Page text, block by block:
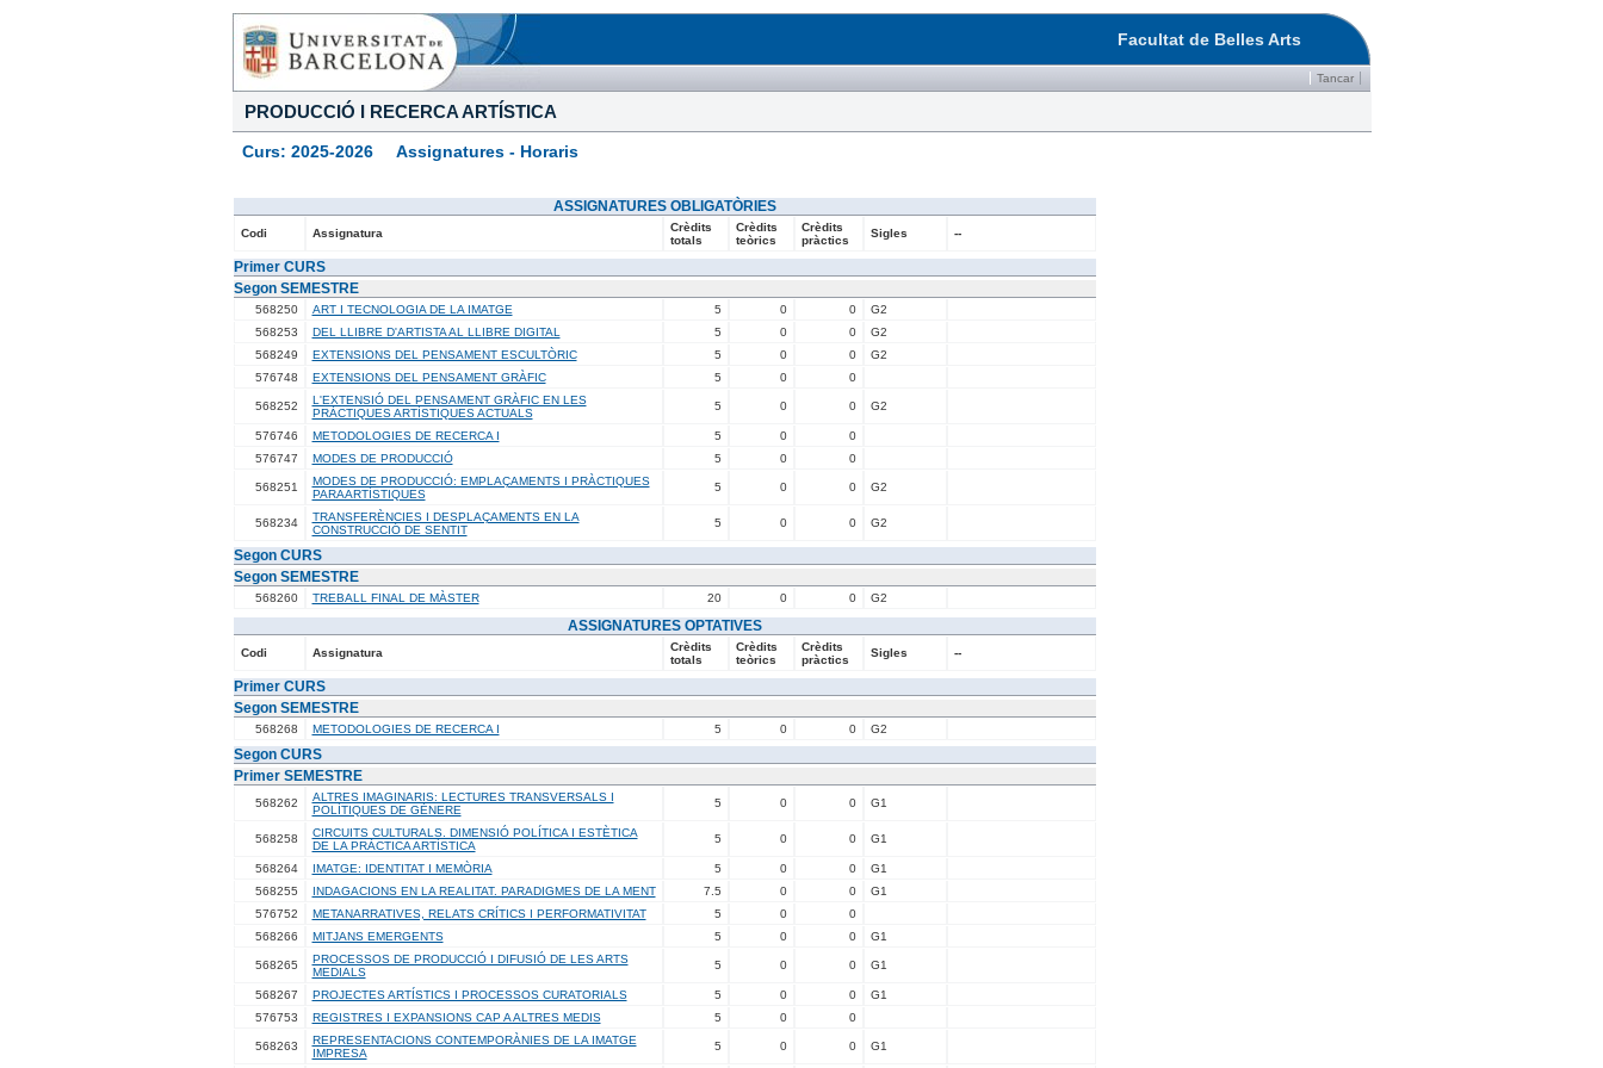
Facultat de Belles Arts
Tancar
PRODUCCIÓ I RECERCA ARTÍSTICA
Curs: 2025-2026 Assignatures - Horaris
ASSIGNATURES OBLIGATÒRIES
Codi Assignatura
Crèdits
totals
Crèdits
teòrics
Crèdits
pràctics
Sigles --
Primer CURS
Segon SEMESTRE
568250 ART I TECNOLOGIA DE LA IMATGE 5 0 0
G2
568253
DEL LLIBRE D'ARTISTA AL LLIBRE DIGITAL 5 0 0
G2
568249
EXTENSIONS DEL PENSAMENT ESCULTÒRIC 5 0 0
G2
576748
EXTENSIONS DEL PENSAMENT GRÀFIC 5 0 0
568252
L'EXTENSIÓ DEL PENSAMENT GRÀFIC EN LES
PRÀCTIQUES ARTÍSTIQUES ACTUALS
5 0 0 G2
576746 METODOLOGIES DE RECERCA I 5 0
0
576747
MODES DE PRODUCCIÓ 5 0 0
568251
MODES DE PRODUCCIÓ: EMPLAÇAMENTS I PRÀCTIQUES
PARAARTÍSTIQUES
5 0 0 G2
568234
TRANSFERÈNCIES I DESPLAÇAMENTS EN LA
CONSTRUCCIÓ DE SENTIT
5 0 0 G2
Segon CURS
Segon SEMESTRE
568260 TREBALL FINAL DE MÀSTER 20 0 0 G2
ASSIGNATURES OPTATIVES
Codi Assignatura
Crèdits
totals
Crèdits
teòrics
Crèdits
pràctics
Sigles --
Primer CURS
Segon SEMESTRE
568268 METODOLOGIES DE RECERCA I 5 0 0 G2
Segon CURS
Primer SEMESTRE
568262
ALTRES IMAGINARIS: LECTURES TRANSVERSALS I
POLÍTIQUES DE GÈNERE
5 0 0 G1
568258
CIRCUITS CULTURALS. DIMENSIÓ POLÍTICA I ESTÈTICA
DE LA PRÀCTICA ARTÍSTICA
5 0 0 G1
568264 IMATGE: IDENTITAT I MEMÒRIA 5 0 0
G1
568255
INDAGACIONS EN LA REALITAT. PARADIGMES DE LA MENT 7.5 0 0
G1
576752
METANARRATIVES, RELATS CRÍTICS I PERFORMATIVITAT 5 0
0
568266
MITJANS EMERGENTS 5 0 0 G1
568265
PROCESSOS DE PRODUCCIÓ I DIFUSIÓ DE LES ARTS
MEDIALS
5 0 0 G1
568267 PROJECTES ARTÍSTICS I PROCESSOS CURATORIALS 5 0 0
G1
576753
REGISTRES I EXPANSIONS CAP A ALTRES MEDIS 5 0 0
568263
REPRESENTACIONS CONTEMPORÀNIES DE LA IMATGE
IMPRESA
5 0 0 G1